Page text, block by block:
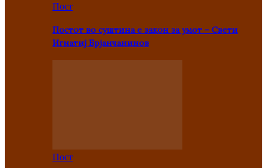
Пост
Постот во суштина е закон за умот – Свети
Игнатиј Брјанчанинов
Пост